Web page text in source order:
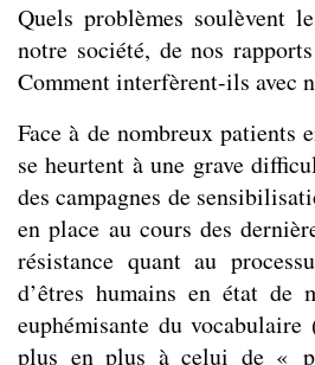
Quels problèmes soulèvent
notre société, de nos
Comment interfèrent-ils avec
Face à de nombreux patients
se heurtent à une grave
des campagnes de
en place au cours des
résistance quant au
d’êtres humains en état de
euphémisante du
plus en plus à celui de «